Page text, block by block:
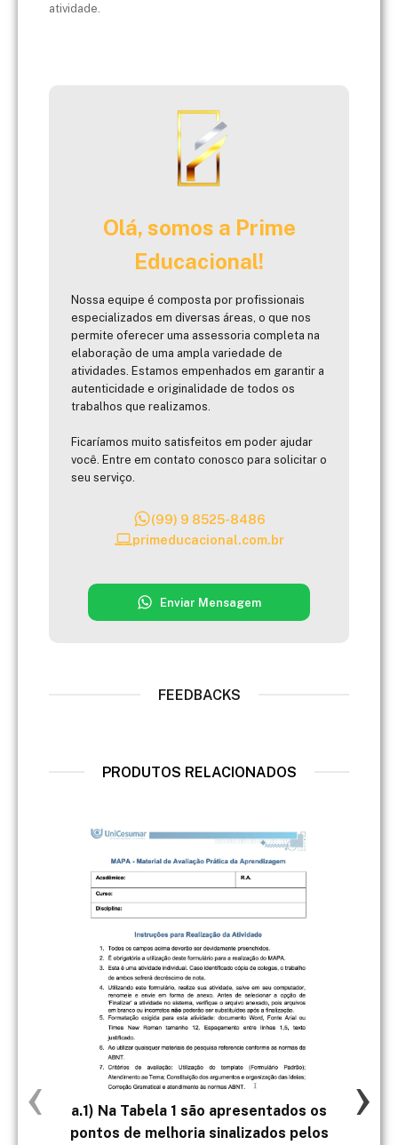
atividade.
Olá, somos a Prime
Educacional!
Nossa equipe é composta por profissionais
especializados em diversas áreas, o que nos
permite oferecer uma assessoria completa na
elaboração de uma ampla variedade de
atividades. Estamos empenhados em garantir a
autenticidade e originalidade de todos os
trabalhos que realizamos.
Ficaríamos muito satisfeitos em poder ajudar
você. Entre em contato conosco para solicitar o
seu serviço.
(99) 9 8525-8486
primeducacional.com.br
Enviar Mensagem
FEEDBACKS
PRODUTOS RELACIONADOS
a.1) Na Tabela 1 são apresentados os
pontos de melhoria sinalizados pelos
‹ ›